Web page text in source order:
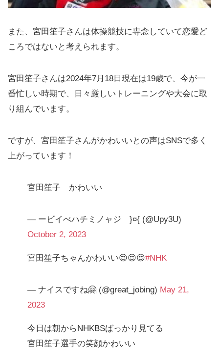
また、宮田笙子さんは体操競技に専念していて恋愛ど
ころではないと考えられます。
宮田笙子さんは2024年7月18日現在は19歳で、今が一
番忙しい時期で、日々厳しいトレーニングや大会に取
り組んでいます。
ですが、宮田笙子さんがかわいいとの声はSNSで多く
上がっています！
宮田笙子 かわいい
— ービイべハチミノャジ }¤{ (@Upy3U)
October 2, 2023
宮田笙子ちゃんかわいい😍😍😍#NHK
— ナイスですね🤗 (@great_jobing) May 21,
2023
今日は朝からNHKBSばっかり見てる
宮田笙子選手の笑顔かわいい